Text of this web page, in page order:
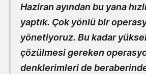
Haziran ayından bu yana
yaptık. Çok yönlü bir
yönetiyoruz. Bu kadar
çözülmesi gereken
denklerimleri de